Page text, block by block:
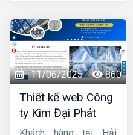
11/06/2025 860
Thiết kế web Công
ty Kim Đại Phát